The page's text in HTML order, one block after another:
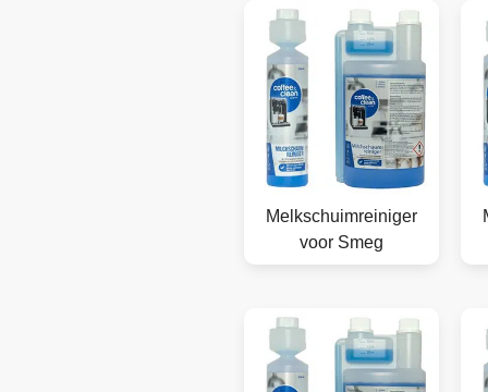
Melkschuimreiniger
voor Smeg